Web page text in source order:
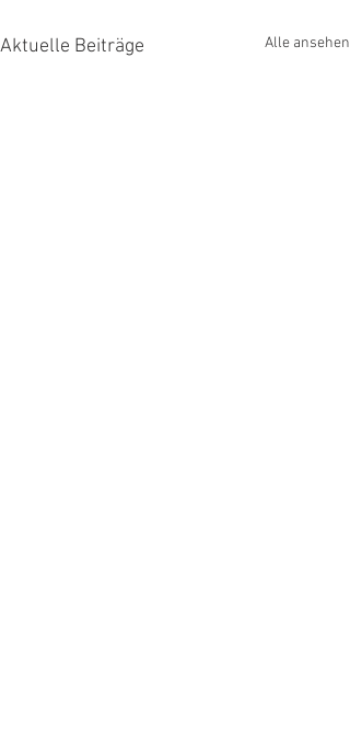
Aktuelle Beiträge Alle ansehen